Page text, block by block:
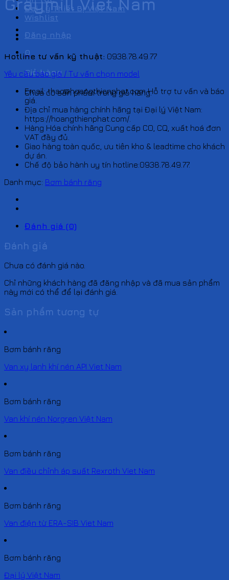
Đại Lý Thiết Bị Việt Nam
Wishlist
Đăng nhập
0
Giỏ hàng
Chưa có sản phẩm trong giỏ hàng.
Graymill Viet Nam
Hotline tư vấn kỹ thuật: 0938.78.49.77
Yêu cầu báo giá / Tư vấn chọn model
Email: thao@hoangthienphat.com Hỗ trợ tư vấn và báo
giá.
Địa chỉ mua hàng chính hãng tại Đại lý Việt Nam:
https://hoangthienphat.com/.
Hàng Hóa chính hãng Cung cấp CO, CQ, xuất hoá đơn
VAT đầy đủ.
Giao hàng toàn quốc, ưu tiên kho & leadtime cho khách
dự án.
Chế độ bảo hành uy tín hotline:0938.78.49.77.
Danh mục: Bơm bánh răng
Đánh giá (0)
Đánh giá
Chưa có đánh giá nào.
Chỉ những khách hàng đã đăng nhập và đã mua sản phẩm
này mới có thể để lại đánh giá.
Sản phẩm tương tự
Bơm bánh răng
Van xy lanh khí nén API Viet Nam
Bơm bánh răng
Van khí nén Norgren Việt Nam
Bơm bánh răng
Van điều chỉnh áp suất Rexroth Viet Nam
Bơm bánh răng
Van điện từ ERA-SIB Viet Nam
Bơm bánh răng
Đại lý Việt Nam